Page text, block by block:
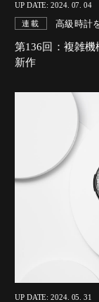
UP DATE: 2024. 07. 04
連載 高級時計
第136回：複雑
新作
UP DATE: 2024. 05. 31